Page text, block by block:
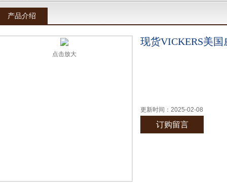
产品介绍
点击放大
现货VICKERS美
更新时间： 2025-02-08
订购留言